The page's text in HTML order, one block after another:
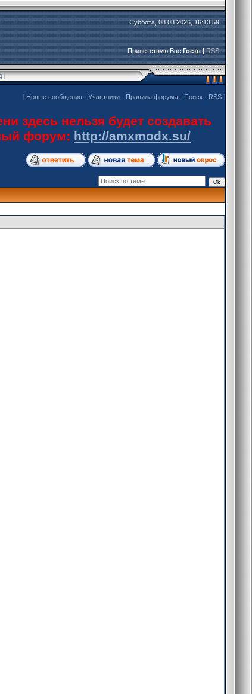
Суббота, 08.08.2026, 16:13:59
Приветствую Вас Гость|RSS
]
[ Новые сообщения · Участники · Правила форума · Поиск · RSS ]
здесь нельзя будет создавать
форум: http://amxmodx.su/